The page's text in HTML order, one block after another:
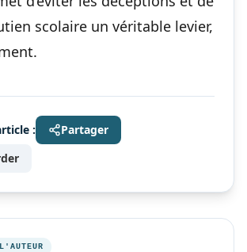
scolaire un véritable levier,
:
Partager